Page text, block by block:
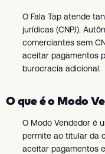
O Fala Tap atende
jurídicas (CNPJ).
comerciantes sem
aceitar pagamentos
burocracia adicional.
O que é o Modo
O Modo Vendedor é
permite ao titular da
aceitar pagamentos